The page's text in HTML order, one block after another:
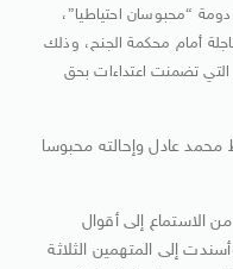
“محبوسان احتياطيا”،
أمام محكمة الجنح، وذلك
تضمنت اعتداءات بحق
محمد عادل وإحالته محبوسا
الاستماع إلى أقوال
إلى المتهمين الثلاثة